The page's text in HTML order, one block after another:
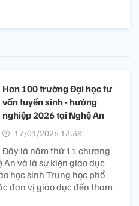
Hơn 100 trường Đại học tư
vấn tuyển sinh - hướng
nghiệp 2026 tại Nghệ An
17/01/2026 13:38’
Đây là năm thứ 11 chương
và là sự kiện giáo dục
học sinh Trung học phổ
đơn vị giáo dục đến tham